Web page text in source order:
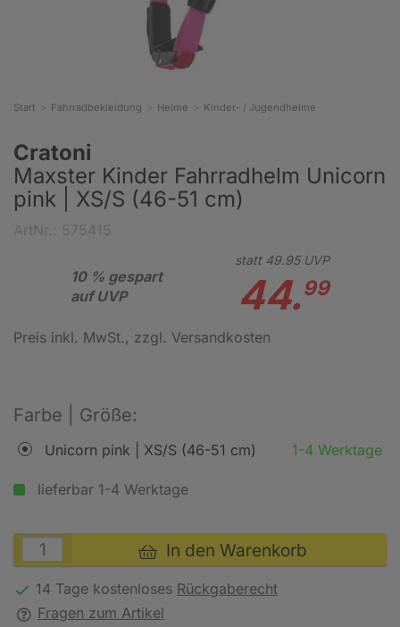
Start Fahrradbekleidung Helme Kinder- / Jugendhelme
Cratoni
Maxster Kinder Fahrradhelm Unicorn
pink | XS/S (46-51 cm)
10 % gespart
auf UVP
statt 49.95UVP
44.99
Preis inkl. MwSt., zzgl. Versandkosten
Farbe | Größe:
Unicorn pink | XS/S (46-51 cm) 1-4 Werktage
lieferbar 1-4 Werktage
In den Warenkorb
14 Tage kostenloses Rückgaberecht
Fragen zum Artikel